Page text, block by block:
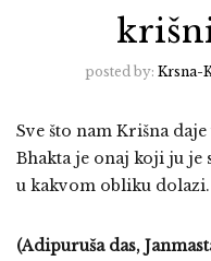
posted by: Krsna-
Sve što nam Krišna
Bhakta je onaj koji ju je
u kakvom obliku dolazi.
(Adipuruša das,